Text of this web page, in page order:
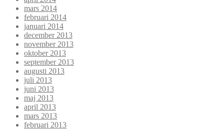
mars 2014
februari 2014
januari 2014
december 2013
november 2013
oktober 2013
september 2013
augusti 2013
juli 2013
juni 2013
maj 2013
april 2013
mars 2013
februari 2013